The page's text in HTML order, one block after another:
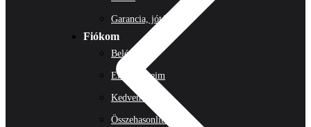
Garancia, jótállás
Fiókom
Belépés
Előzményeim
Kedvenceim
Összehasonlítás